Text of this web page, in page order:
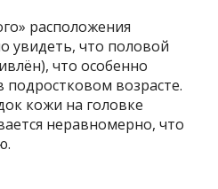
расположения
увидеть, что половой
что особенно
возрасте.
кожи на головке
неравномерно, что